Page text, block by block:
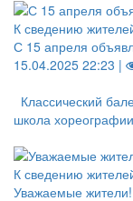
К сведению
С 15 апреля
15.04.2025 22:23 |
Классический
школа
К сведению
Уважаемые жители!